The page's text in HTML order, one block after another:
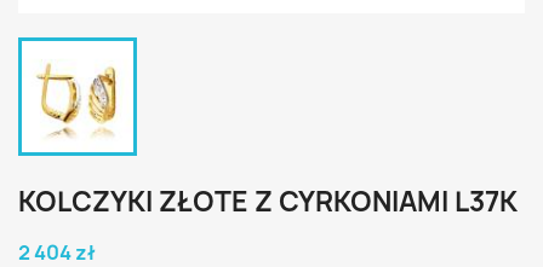
KOLCZYKI ZŁOTE Z CYRKONIAMI L37K
2 404 zł